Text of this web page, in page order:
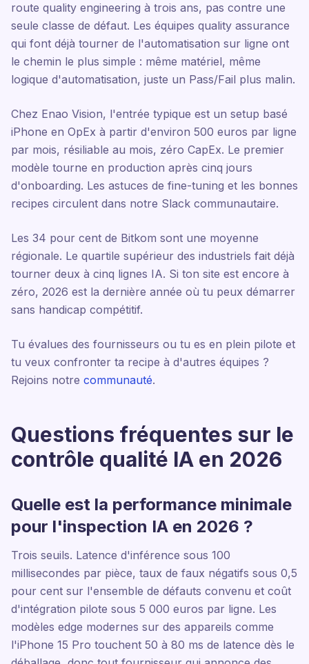
route quality engineering à trois ans, pas contre une
seule classe de défaut. Les équipes quality assurance
qui font déjà tourner de l'automatisation sur ligne ont
le chemin le plus simple : même matériel, même
logique d'automatisation, juste un Pass/Fail plus malin.
Chez Enao Vision, l'entrée typique est un setup basé
iPhone en OpEx à partir d'environ 500 euros par ligne
par mois, résiliable au mois, zéro CapEx. Le premier
modèle tourne en production après cinq jours
d'onboarding. Les astuces de fine-tuning et les bonnes
recipes circulent dans notre Slack communautaire.
Les 34 pour cent de Bitkom sont une moyenne
régionale. Le quartile supérieur des industriels fait déjà
tourner deux à cinq lignes IA. Si ton site est encore à
zéro, 2026 est la dernière année où tu peux démarrer
sans handicap compétitif.
Tu évalues des fournisseurs ou tu es en plein pilote et
tu veux confronter ta recipe à d'autres équipes ?
Rejoins notre communauté.
Questions fréquentes sur le
contrôle qualité IA en 2026
Quelle est la performance minimale
pour l'inspection IA en 2026 ?
Trois seuils. Latence d'inférence sous 100
millisecondes par pièce, taux de faux négatifs sous 0,5
pour cent sur l'ensemble de défauts convenu et coût
d'intégration pilote sous 5 000 euros par ligne. Les
modèles edge modernes sur des appareils comme
l'iPhone 15 Pro touchent 50 à 80 ms de latence dès le